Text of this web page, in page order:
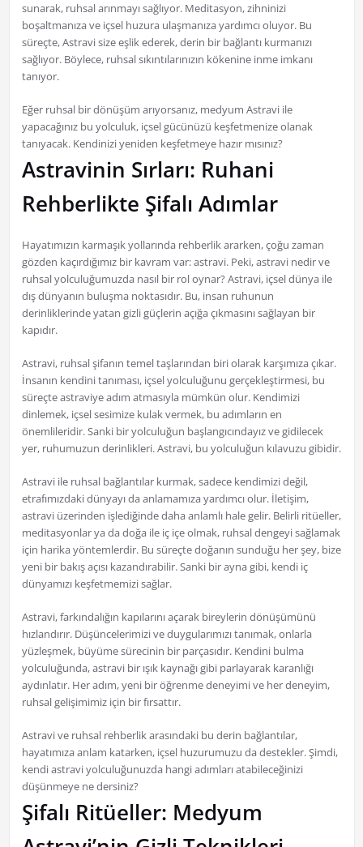
sunarak, ruhsal arınmayı sağlıyor. Meditasyon, zihninizi
boşaltmanıza ve içsel huzura ulaşmanıza yardımcı oluyor. Bu
süreçte, Astravi size eşlik ederek, derin bir bağlantı kurmanızı
sağlıyor. Böylece, ruhsal sıkıntılarınızın kökenine inme imkanı
tanıyor.
Eğer ruhsal bir dönüşüm arıyorsanız, medyum Astravi ile
yapacağınız bu yolculuk, içsel gücünüzü keşfetmenize olanak
tanıyacak. Kendinizi yeniden keşfetmeye hazır mısınız?
Astravinin Sırları: Ruhani
Rehberlikte Şifalı Adımlar
Hayatımızın karmaşık yollarında rehberlik ararken, çoğu zaman
gözden kaçırdığımız bir kavram var: astravi. Peki, astravi nedir ve
ruhsal yolculuğumuzda nasıl bir rol oynar? Astravi, içsel dünya ile
dış dünyanın buluşma noktasıdır. Bu, insan ruhunun
derinliklerinde yatan gizli güçlerin açığa çıkmasını sağlayan bir
kapıdır.
Astravi, ruhsal şifanın temel taşlarından biri olarak karşımıza çıkar.
İnsanın kendini tanıması, içsel yolculuğunu gerçekleştirmesi, bu
süreçte astraviye adım atmasıyla mümkün olur. Kendimizi
dinlemek, içsel sesimize kulak vermek, bu adımların en
önemlileridir. Sanki bir yolculuğun başlangıcındayız ve gidilecek
yer, ruhumuzun derinlikleri. Astravi, bu yolculuğun kılavuzu gibidir.
Astravi ile ruhsal bağlantılar kurmak, sadece kendimizi değil,
etrafımızdaki dünyayı da anlamamıza yardımcı olur. İletişim,
astravi üzerinden işlediğinde daha anlamlı hale gelir. Belirli ritüeller,
meditasyonlar ya da doğa ile iç içe olmak, ruhsal dengeyi sağlamak
için harika yöntemlerdir. Bu süreçte doğanın sunduğu her şey, bize
yeni bir bakış açısı kazandırabilir. Sanki bir ayna gibi, kendi iç
dünyamızı keşfetmemizi sağlar.
Astravi, farkındalığın kapılarını açarak bireylerin dönüşümünü
hızlandırır. Düşüncelerimizi ve duygularımızı tanımak, onlarla
yüzleşmek, büyüme sürecinin bir parçasıdır. Kendini bulma
yolculuğunda, astravi bir ışık kaynağı gibi parlayarak karanlığı
aydınlatır. Her adım, yeni bir öğrenme deneyimi ve her deneyim,
ruhsal gelişimimiz için bir fırsattır.
Astravi ve ruhsal rehberlik arasındaki bu derin bağlantılar,
hayatımıza anlam katarken, içsel huzurumuzu da destekler. Şimdi,
kendi astravi yolculuğunuzda hangi adımları atabileceğinizi
düşünmeye ne dersiniz?
Şifalı Ritüeller: Medyum